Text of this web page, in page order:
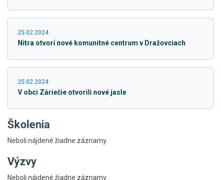
25.02.2024
Nitra otvorí nové komunitné centrum v Dražovciach
25.02.2024
V obci Záriečie otvorili nové jasle
Školenia
Neboli nájdené žiadne záznamy.
Výzvy
Neboli nájdené žiadne záznamy.